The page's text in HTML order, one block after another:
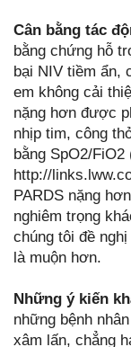
Cân bằng tác
bằng chứng hỗ
bại NIV tiềm ẩn,
em không cải
nặng hơn được
nhịp tim, công
bằng SpO2/
http://
PARDS nặng
nghiêm trọng
chúng tôi đề
là muộn hơn.
Những ý kiến
những bệnh
xâm lấn, chẳng